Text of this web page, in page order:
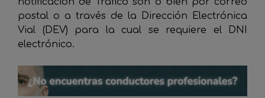
postal o a través de la Dirección Electrónica
Vial (DEV) para la cual se requiere el DNI
electrónico.